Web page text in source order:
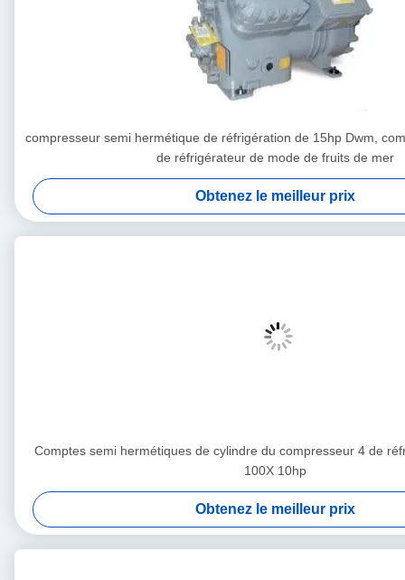
compresseur semi hermétique de réfrigération de 15hp Dwm,
de réfrigérateur de mode de fruits de mer
Obtenez le meilleur prix
Comptes semi hermétiques de cylindre du compresseur 4 de
100X 10hp
Obtenez le meilleur prix